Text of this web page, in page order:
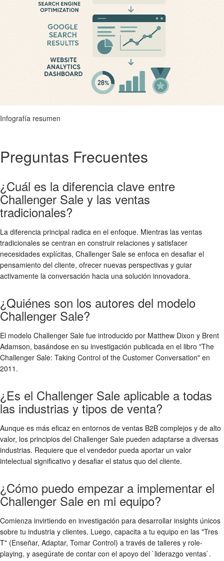
Infografía resumen
Preguntas Frecuentes
¿Cuál es la diferencia clave entre
Challenger Sale y las ventas
tradicionales?
La diferencia principal radica en el enfoque. Mientras las ventas
tradicionales se centran en construir relaciones y satisfacer
necesidades explícitas, Challenger Sale se enfoca en desafiar el
pensamiento del cliente, ofrecer nuevas perspectivas y guiar
activamente la conversación hacia una solución innovadora.
¿Quiénes son los autores del modelo
Challenger Sale?
El modelo Challenger Sale fue introducido por Matthew Dixon y Brent
Adamson, basándose en su investigación publicada en el libro "The
Challenger Sale: Taking Control of the Customer Conversation" en
2011.
¿Es el Challenger Sale aplicable a todas
las industrias y tipos de venta?
Aunque es más eficaz en entornos de ventas B2B complejos y de alto
valor, los principios del Challenger Sale pueden adaptarse a diversas
industrias. Requiere que el vendedor pueda aportar un valor
intelectual significativo y desafiar el status quo del cliente.
¿Cómo puedo empezar a implementar el
Challenger Sale en mi equipo?
Comienza invirtiendo en investigación para desarrollar insights únicos
sobre tu industria y clientes. Luego, capacita a tu equipo en las "Tres
T" (Enseñar, Adaptar, Tomar Control) a través de talleres y role-
playing, y asegúrate de contar con el apoyo del `liderazgo ventas`.